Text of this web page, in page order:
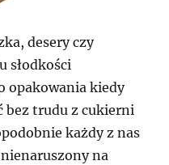
desery czy
słodkości
opakowania kiedy
bez trudu z cukierni
każdy z nas
na